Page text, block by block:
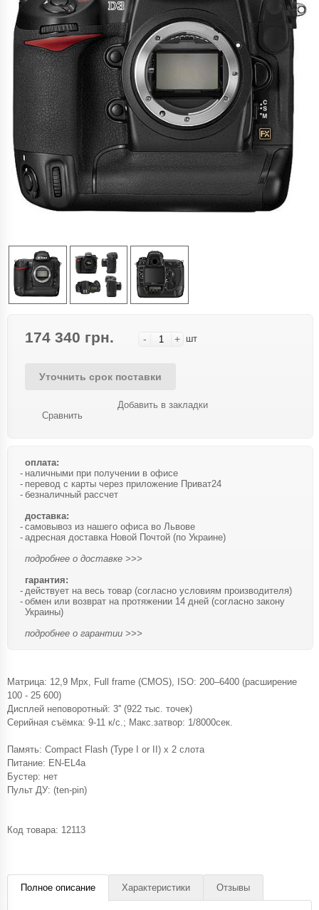
174 340 грн. - + шт
Уточнить срок поставки
Сравнить
Добавить в закладки
оплата:
наличными при получении в офисе
перевод с карты через приложение Приват24
безналичный рассчет
доставка:
самовывоз из нашего офиса во Львове
адресная доставка Новой Почтой (по Украине)
подробнее о доставке >>>
гарантия:
действует на весь товар (согласно условиям производителя)
обмен или возврат на протяжении 14 дней (согласно закону
Украины)
подробнее о гарантии >>>
Матрица: 12,9 Mpx, Full frame (CMOS), ISO: 200–6400 (расширение
100 - 25 600)
Дисплей неповоротный: 3'' (922 тыс. точек)
Серийная съёмка: 9-11 к/с.; Макс.затвор: 1/8000сек.
Память: Compact Flash (Type I or II) x 2 слота
Питание: EN-EL4a
Бустер: нет
Пульт ДУ: (ten-pin)
Код товара: 12113
Полное описание Характеристики Отзывы